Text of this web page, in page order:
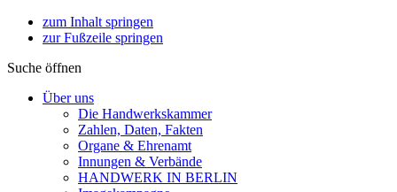
zum Inhalt springen
zur Fußzeile springen
Suche öffnen
Über uns
Die Handwerkskammer
Zahlen, Daten, Fakten
Organe & Ehrenamt
Innungen & Verbände
HANDWERK IN BERLIN